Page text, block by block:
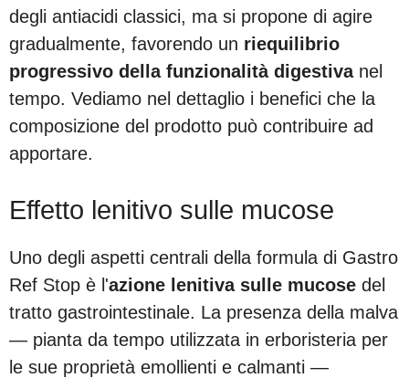
degli antiacidi classici, ma si propone di agire
gradualmente, favorendo un riequilibrio
progressivo della funzionalità digestivanel
tempo. Vediamo nel dettaglio i benefici che la
composizione del prodotto può contribuire ad
apportare.
Effetto lenitivo sulle mucose
Uno degli aspetti centrali della formula di Gastro
Ref Stop è l'azione lenitiva sulle mucose del
tratto gastrointestinale. La presenza della malva
— pianta da tempo utilizzata in erboristeria per
le sue proprietà emollienti e calmanti —